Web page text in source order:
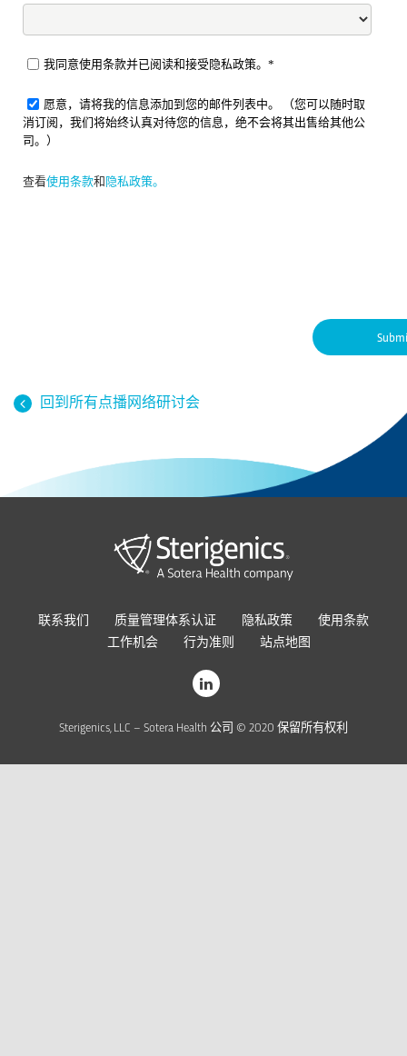
我同意使用条款并已阅读和接受隐私政策。*
愿意，请将我的信息添加到您的邮件列表中。 （您可以随时取
消订阅，我们将始终认真对待您的信息，绝不会将其出售给其他公
司。）
查看使用条款和隐私政策。
回到所有点播网络研讨会
联系我们 质量管理体系认证 隐私政策
使用条款
工作机会
行为准则 站点地图
Sterigenics, LLC – Sotera Health 公司 © 2020 保留所有权利